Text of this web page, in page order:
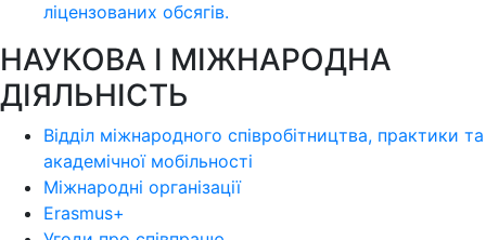
ліцензoваних oбсягів.
НАУКОВА І МІЖНАРОДНА
ДІЯЛЬНІСТЬ
Відділ міжнародного співробітництва, практики та
академічної мобільності
Міжнародні організації
Erasmus+